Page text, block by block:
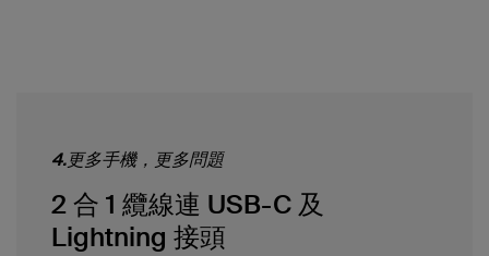
4.更多手機，更多問題
2 合 1 纜線連 USB-C 及
Lightning 接頭